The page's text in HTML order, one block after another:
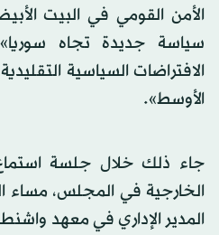
الأمن القومي في البيت
سياسة جديدة تجاه
الافتراضات السياسية
الأوسط».
جاء ذلك خلال جلسة
الخارجية في المجلس،
المدير الإداري في معهد